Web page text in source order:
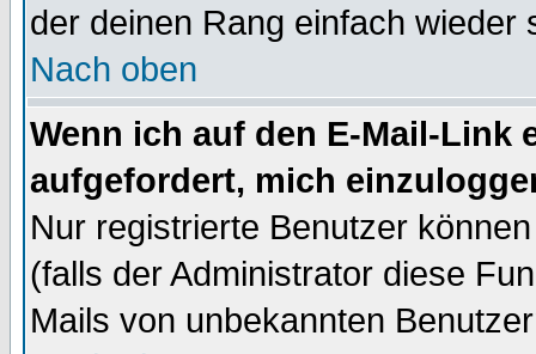
der deinen Rang einfach wieder
Nach oben
Wenn ich auf den E-Mail-Link
aufgefordert, mich
Nur registrierte Benutzer
(falls der Administrator diese
Mails von unbekannten